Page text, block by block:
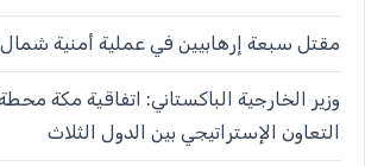
مقتل سبعة إرهابيين في عملية أمنية
وزير الخارجية الباكستاني: اتفاقية مكة محطة
التعاون الإستراتيجي بين الدول الثلاث